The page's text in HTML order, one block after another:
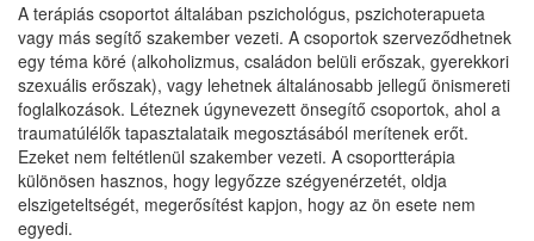
A terápiás csoportot általában pszichológus, pszichoterapueta
vagy más segítő szakember vezeti. A csoportok szerveződhetnek
egy téma köré (alkoholizmus, családon belüli erőszak, gyerekkori
szexuális erőszak), vagy lehetnek általánosabb jellegű önismereti
foglalkozások. Léteznek úgynevezett önsegítő csoportok, ahol a
traumatúlélők tapasztalataik megosztásából merítenek erőt.
Ezeket nem feltétlenül szakember vezeti. A csoportterápia
különösen hasznos, hogy legyőzze szégyenérzetét, oldja
elszigeteltségét, megerősítést kapjon, hogy az ön esete nem
egyedi.